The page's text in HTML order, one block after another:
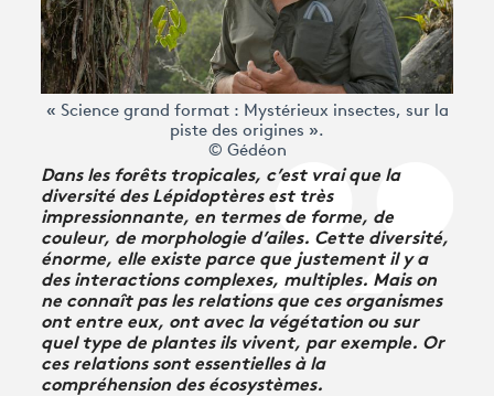
« Science grand format : Mystérieux insectes, sur la
piste des origines ».
© Gédéon
Dans les forêts tropicales, c’est vrai que la
diversité des Lépidoptères est très
impressionnante, en termes de forme, de
couleur, de morphologie d’ailes. Cette diversité,
énorme, elle existe parce que justement il y a
des interactions complexes, multiples. Mais on
ne connaît pas les relations que ces organismes
ont entre eux, ont avec la végétation ou sur
quel type de plantes ils vivent, par exemple. Or
ces relations sont essentielles à la
compréhension des écosystèmes.